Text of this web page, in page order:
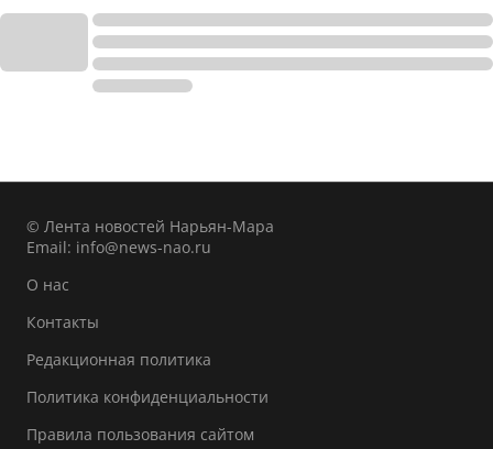
© Лента новостей Нарьян-Мара
Email: info@news-nao.ru
О нас
Контакты
Редакционная политика
Политика конфиденциальности
Правила пользования сайтом